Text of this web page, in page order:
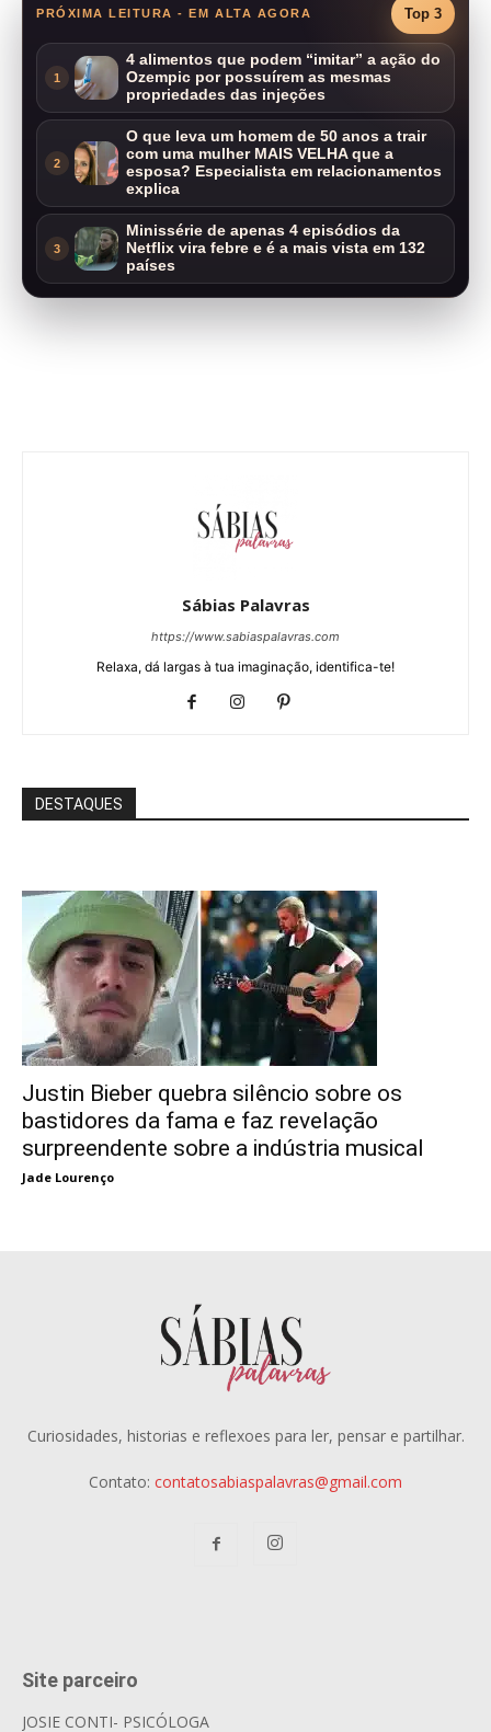
PRÓXIMA LEITURA - EM ALTA AGORA Top 3
1
4 alimentos que podem “imitar” a ação do
Ozempic por possuírem as mesmas
propriedades das injeções
2
O que leva um homem de 50 anos a trair
com uma mulher MAIS VELHA que a
esposa? Especialista em relacionamentos
explica
3
Minissérie de apenas 4 episódios da
Netflix vira febre e é a mais vista em 132
países
Sábias Palavras
https://www.sabiaspalavras.com
Relaxa, dá largas à tua imaginação, identifica-te!
DESTAQUES
Justin Bieber quebra silêncio sobre os
bastidores da fama e faz revelação
surpreendente sobre a indústria musical
Jade Lourenço
Curiosidades, historias e reflexoes para ler, pensar e partilhar.
Contato: contatosabiaspalavras@gmail.com
Site parceiro
JOSIE CONTI- PSICÓLOGA